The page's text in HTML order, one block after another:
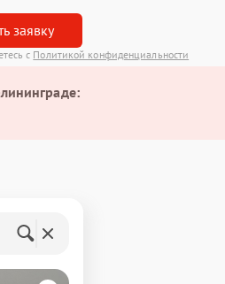
заявку
с Политикой конфиденциальности